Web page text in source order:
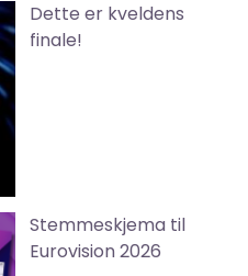
Dette er kveldens
finale!
Stemmeskjema til
Eurovision 2026